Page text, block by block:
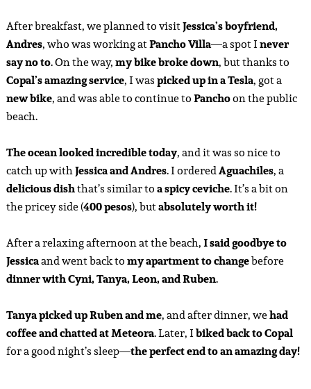
After breakfast, we planned to visitJessica’s boyfriend,
Andres, who was working atPancho Villa—a spot Inever
say no to. On the way,my bike broke down, but thanks to
Copal’s amazing service, I waspicked up in a Tesla, got a
new bike, and was able to continue toPanchoon the public
beach.
The ocean looked incredible today, and it was so nice to
catch up withJessica and Andres. I orderedAguachiles, a
delicious dishthat’s similar toa spicy ceviche. It’s a bit on
the pricey side (400 pesos), butabsolutely worth it!
After a relaxing afternoon at the beach,I said goodbye to
Jessicaand went back tomy apartment to changebefore
dinner with Cyni, Tanya, Leon, and Ruben.
Tanya picked up Ruben and me, and after dinner, wehad
coffee and chatted at Meteora. Later, Ibiked back to Copal
for a good night’s sleep—the perfect end to an amazing day!